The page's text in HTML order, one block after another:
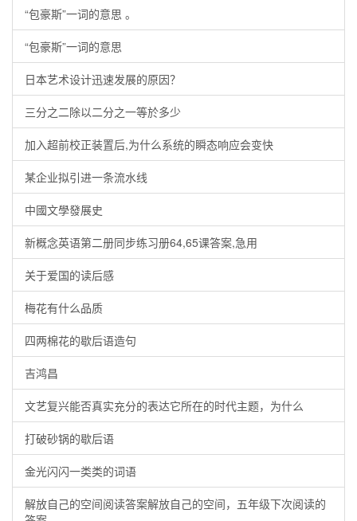
“包豪斯”一词的意思 。
“包豪斯”一词的意思
日本艺术设计迅速发展的原因？
三分之二除以二分之一等於多少
加入超前校正装置后,为什么系统的瞬态响应会变快
某企业拟引进一条流水线
中國文學發展史
新概念英语第二册同步练习册64,65课答案,急用
关于爱国的读后感
梅花有什么品质
四两棉花的歇后语造句
吉鸿昌
文艺复兴能否真实充分的表达它所在的时代主题，为什么
打破砂锅的歇后语
金光闪闪一类类的词语
解放自己的空间阅读答案解放自己的空间，五年级下次阅读的